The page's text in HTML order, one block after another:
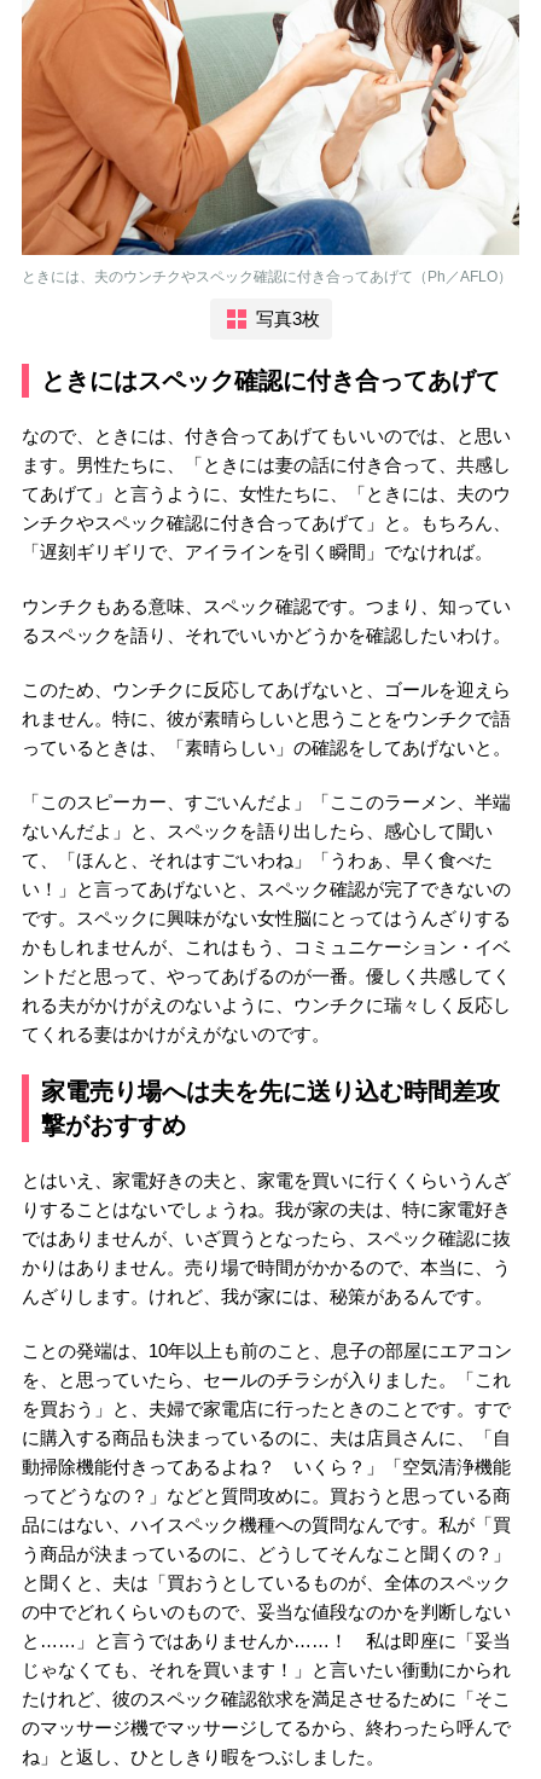
ときには、夫のウンチクやスペック確認に付き合ってあげて（Ph／AFLO）
写真3枚
ときにはスペック確認に付き合ってあげて
なので、ときには、付き合ってあげてもいいのでは、と思い
ます。男性たちに、「ときには妻の話に付き合って、共感し
てあげて」と言うように、女性たちに、「ときには、夫のウ
ンチクやスペック確認に付き合ってあげて」と。もちろん、
「遅刻ギリギリで、アイラインを引く瞬間」でなければ。
ウンチクもある意味、スペック確認です。つまり、知ってい
るスペックを語り、それでいいかどうかを確認したいわけ。
このため、ウンチクに反応してあげないと、ゴールを迎えら
れません。特に、彼が素晴らしいと思うことをウンチクで語
っているときは、「素晴らしい」の確認をしてあげないと。
「このスピーカー、すごいんだよ」「ここのラーメン、半端
ないんだよ」と、スペックを語り出したら、感心して聞い
て、「ほんと、それはすごいわね」「うわぁ、早く食べた
い！」と言ってあげないと、スペック確認が完了できないの
です。スペックに興味がない女性脳にとってはうんざりする
かもしれませんが、これはもう、コミュニケーション・イベ
ントだと思って、やってあげるのが一番。優しく共感してく
れる夫がかけがえのないように、ウンチクに瑞々しく反応し
てくれる妻はかけがえがないのです。
家電売り場へは夫を先に送り込む時間差攻
撃がおすすめ
とはいえ、家電好きの夫と、家電を買いに行くくらいうんざ
りすることはないでしょうね。我が家の夫は、特に家電好き
ではありませんが、いざ買うとなったら、スペック確認に抜
かりはありません。売り場で時間がかかるので、本当に、う
んざりします。けれど、我が家には、秘策があるんです。
ことの発端は、10年以上も前のこと、息子の部屋にエアコン
を、と思っていたら、セールのチラシが入りました。「これ
を買おう」と、夫婦で家電店に行ったときのことです。すで
に購入する商品も決まっているのに、夫は店員さんに、「自
動掃除機能付きってあるよね？ いくら？」「空気清浄機能
ってどうなの？」などと質問攻めに。買おうと思っている商
品にはない、ハイスペック機種への質問なんです。私が「買
う商品が決まっているのに、どうしてそんなこと聞くの？」
と聞くと、夫は「買おうとしているものが、全体のスペック
の中でどれくらいのもので、妥当な値段なのかを判断しない
と……」と言うではありませんか……！ 私は即座に「妥当
じゃなくても、それを買います！」と言いたい衝動にかられ
たけれど、彼のスペック確認欲求を満足させるために「そこ
のマッサージ機でマッサージしてるから、終わったら呼んで
ね」と返し、ひとしきり暇をつぶしました。